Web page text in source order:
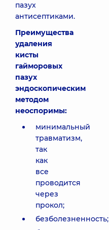
пазух
антисептиками.
Преимущества
удаления
кисты
гайморовых
пазух
эндоскопическим
методом
неоспоримы:
минимальный
травматизм,
так
как
все
проводится
через
прокол;
безболезненность;